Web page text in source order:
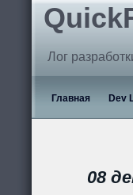
Лог
Главная Dev
08